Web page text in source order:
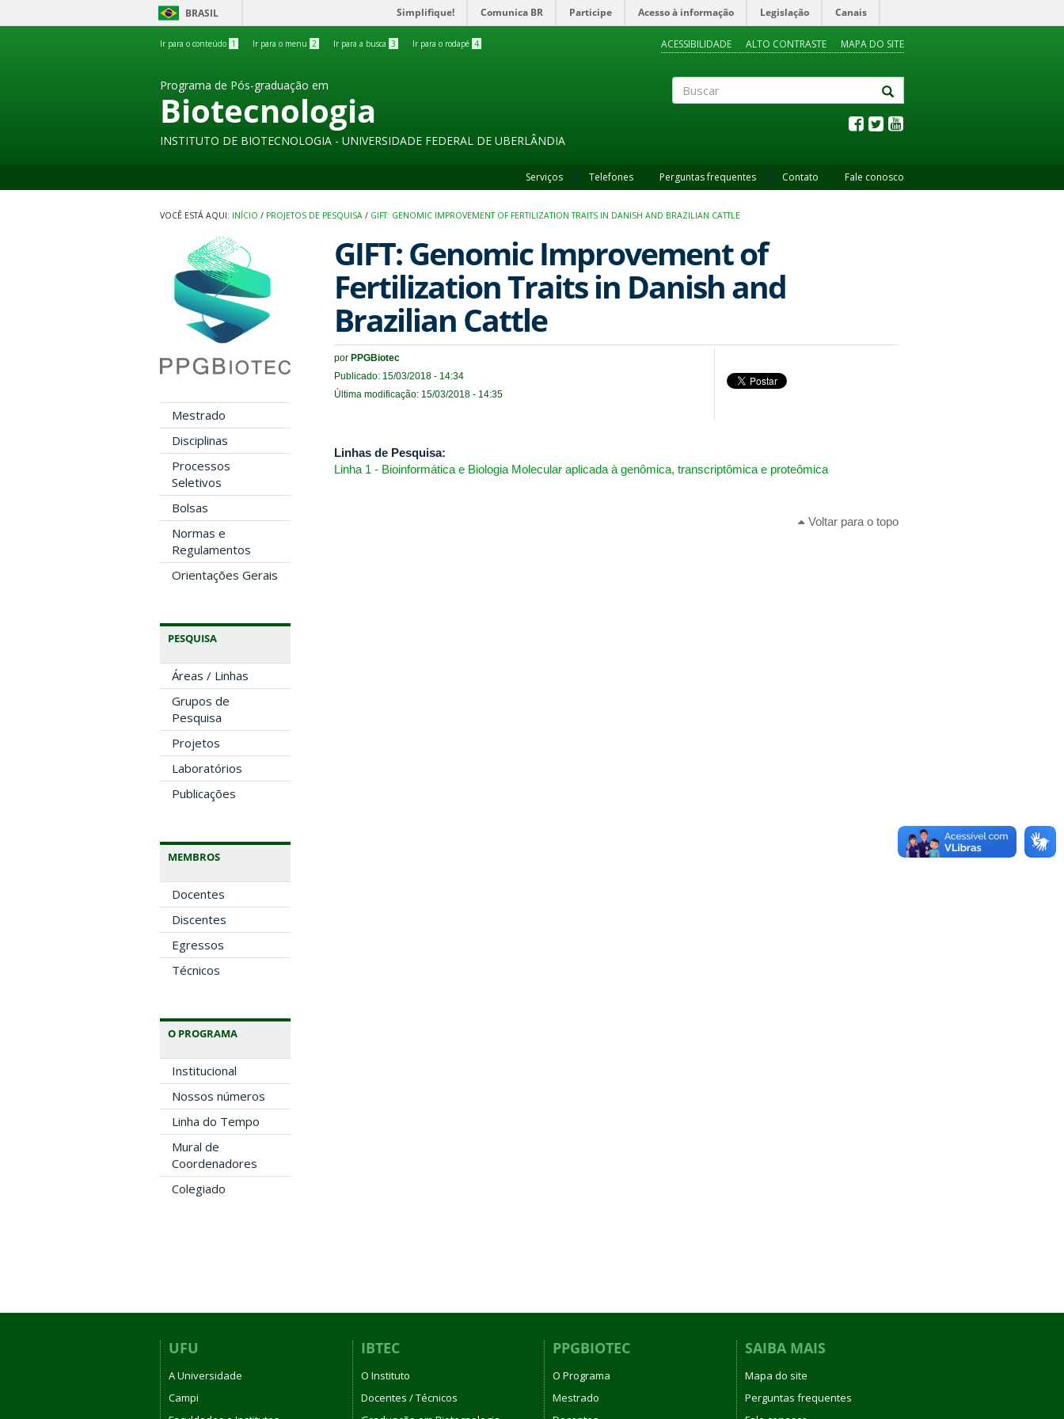
BRASIL Simplifique! Comunica BR Participe Acesso à informação Legislação Canais
Ir para o conteúdo 1 Ir para o menu 2 Ir para a busca 3 Ir para o rodapé 4 ACESSIBILIDADE ALTO CONTRASTE MAPA DO SITE
Programa de Pós-graduação em
Biotecnologia
INSTITUTO DE BIOTECNOLOGIA - UNIVERSIDADE FEDERAL DE UBERLÂNDIA
Serviços Telefones Perguntas frequentes Contato Fale conosco
INÍCIO / PROJETOS DE PESQUISA / GIFT: GENOMIC IMPROVEMENT OF FERTILIZATION TRAITS IN DANISH AND BRAZILIAN CATTLE
Mestrado
Disciplinas
Processos
Seletivos
Bolsas
Normas e
Regulamentos
Orientações Gerais
PESQUISA
Áreas / Linhas
Grupos de
Pesquisa
Projetos
Laboratórios
Publicações
MEMBROS
Docentes
Discentes
Egressos
Técnicos
O PROGRAMA
Institucional
Nossos números
Linha do Tempo
Mural de
Coordenadores
Colegiado
GIFT: Genomic Improvement of
Fertilization Traits in Danish and
Brazilian Cattle
por PPGBiotec
Publicado: 15/03/2018 - 14:34
Última modificação: 15/03/2018 - 14:35
Linhas de Pesquisa:
Linha 1 - Bioinformática e Biologia Molecular aplicada à genômica, transcriptômica e proteômica
Voltar para o topo
UFU
A Universidade
Campi
IBTEC
O Instituto
Docentes / Técnicos
PPGBIOTEC
O Programa
Mestrado
SAIBA MAIS
Mapa do site
Perguntas frequentes